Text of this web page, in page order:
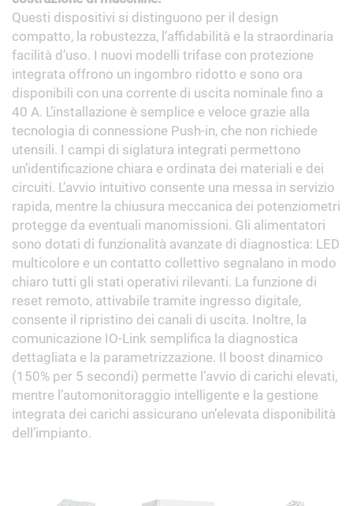
Questi dispositivi si distinguono per il design
compatto, la robustezza, l’affidabilità e la straordinaria
facilità d’uso. I nuovi modelli trifase con protezione
integrata offrono un ingombro ridotto e sono ora
disponibili con una corrente di uscita nominale fino a
40 A. L’installazione è semplice e veloce grazie alla
tecnologia di connessione Push-in, che non richiede
utensili. I campi di siglatura integrati permettono
un’identificazione chiara e ordinata dei materiali e dei
circuiti. L’avvio intuitivo consente una messa in servizio
rapida, mentre la chiusura meccanica dei potenziometri
protegge da eventuali manomissioni. Gli alimentatori
sono dotati di funzionalità avanzate di diagnostica: LED
multicolore e un contatto collettivo segnalano in modo
chiaro tutti gli stati operativi rilevanti. La funzione di
reset remoto, attivabile tramite ingresso digitale,
consente il ripristino dei canali di uscita. Inoltre, la
comunicazione IO-Link semplifica la diagnostica
dettagliata e la parametrizzazione. Il boost dinamico
(150% per 5 secondi) permette l’avvio di carichi elevati,
mentre l’automonitoraggio intelligente e la gestione
integrata dei carichi assicurano un’elevata disponibilità
dell’impianto.